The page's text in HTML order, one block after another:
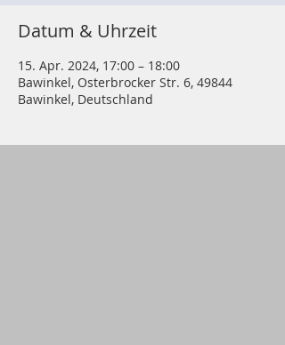
Datum & Uhrzeit
15. Apr. 2024, 17:00 – 18:00
Bawinkel, Osterbrocker Str. 6, 49844
Bawinkel, Deutschland